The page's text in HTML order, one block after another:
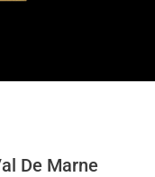
De Marne